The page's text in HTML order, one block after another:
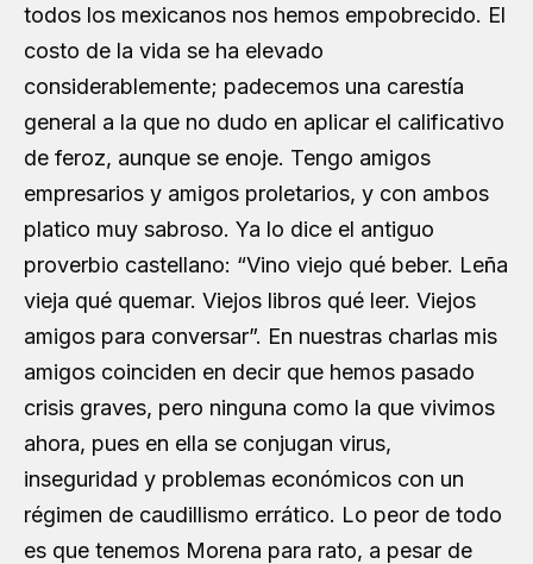
todos los mexicanos nos hemos empobrecido. El
costo de la vida se ha elevado
considerablemente; padecemos una carestía
general a la que no dudo en aplicar el calificativo
de feroz, aunque se enoje. Tengo amigos
empresarios y amigos proletarios, y con ambos
platico muy sabroso. Ya lo dice el antiguo
proverbio castellano: “Vino viejo qué beber. Leña
vieja qué quemar. Viejos libros qué leer. Viejos
amigos para conversar”. En nuestras charlas mis
amigos coinciden en decir que hemos pasado
crisis graves, pero ninguna como la que vivimos
ahora, pues en ella se conjugan virus,
inseguridad y problemas económicos con un
régimen de caudillismo errático. Lo peor de todo
es que tenemos Morena para rato, a pesar de